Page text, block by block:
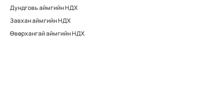
Дундговь аймгийн НДХ
Завхан аймгийн НДХ
Өвөрхангай аймгийн НДХ